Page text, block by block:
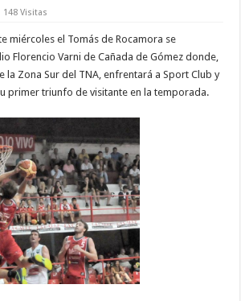
148 Visitas
miércoles el Tomás de Rocamora se
Florencio Varni de Cañada de Gómez donde,
la Zona Sur del TNA, enfrentará a Sport Club y
primer triunfo de visitante en la temporada.